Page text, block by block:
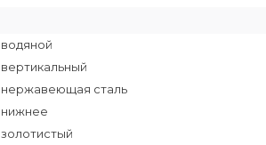
водяной
вертикальный
нержавеющая сталь
нижнее
золотистый